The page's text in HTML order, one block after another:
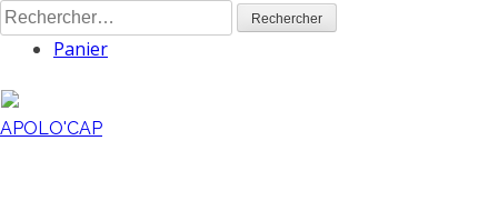
Skip
to
content
Rechercher :
Panier
APOLO'CAP